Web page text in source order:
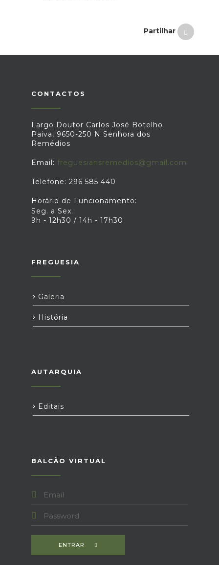
Partilhar
CONTACTOS
Largo Doutor Carlos José Botelho
Paiva, 9650-250 N Senhora dos
Remédios
Email: freguesiansremedios@gmail.com
Telefone: 296 585 440
Horário de Funcionamento:
Seg. a Sex.:
9h - 12h30 / 14h - 17h30
FREGUESIA
Galeria
História
AUTARQUIA
Editais
BALCÃO VIRTUAL
ENTRAR